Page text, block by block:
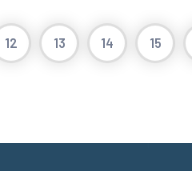
12 13 14 15